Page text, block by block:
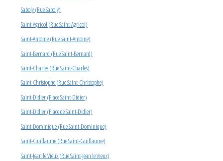
Saboly (Rue Saboly)
Saint-Agricol (Rue Saint-Agricol)
Saint-Antoine (Rue Saint-Antoine)
Saint-Bernard (Rue Saint-Bernard)
Saint-Charles (Rue Saint-Charles)
Saint-Christophe (Rue Saint-Christophe)
Saint-Didier (Place Saint-Didier)
Saint-Didier (Place de Saint-Didier)
Saint-Dominique (Rue Saint-Dominique)
Saint-Guillaume (Rue Saint-Guillaume)
Saint-Jean le Vieux (Rue Saint-Jean le Vieux)